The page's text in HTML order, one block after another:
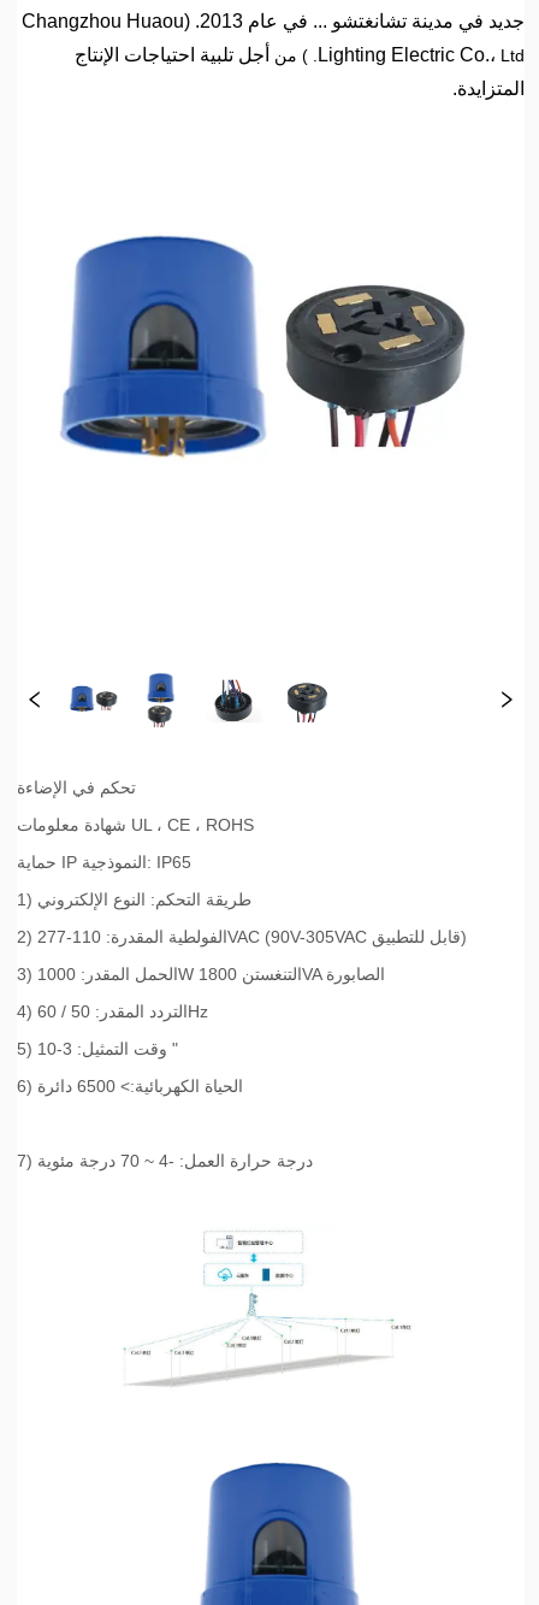
جديد في مدينة تشانغتشو ... في عام 2013. (Changzhou Huaou
Lighting Electric Co.، Ltd. ) من
أجل تلبية احتياجات الإنتاج
المتزايدة.